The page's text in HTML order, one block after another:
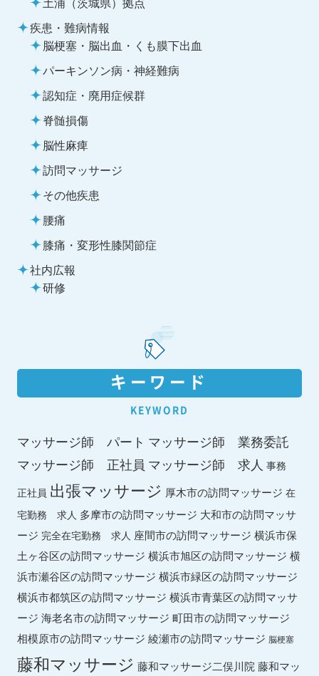
疾患・難病情報
脳梗塞・脳出血・くも膜下出血
パーキンソン病・神経難病
認知症・廃用症候群
脊髄損傷
脳性麻痺
訪問マッサージ
その他疾患
腰痛
膝痛・変形性膝関節症
社内広報
研修
キーワード
KEYWORD
マッサージ師 パート マッサージ師 業務委託
マッサージ師 正社員 マッサージ師 求人 事務
正社員 出張マッサージ 厚木市の訪問マッサージ 在
宅勤務 求人 多摩市の訪問マッサージ 大和市の訪問マッサ
ージ 完全在宅勤務 求人 座間市の訪問マッサージ 横浜市保
土ヶ谷区の訪問マッサージ 横浜市旭区の訪問マッサージ 横
浜市瀬谷区の訪問マッサージ 横浜市緑区の訪問マッサージ
横浜市都筑区の訪問マッサージ 横浜市青葉区の訪問マッサ
ージ 海老名市の訪問マッサージ 町田市の訪問マッサージ
相模原市の訪問マッサージ 綾瀬市の訪問マッサージ 脳梗塞
藤和マッサージ 藤和マッサージ二俣川院 藤和マッ